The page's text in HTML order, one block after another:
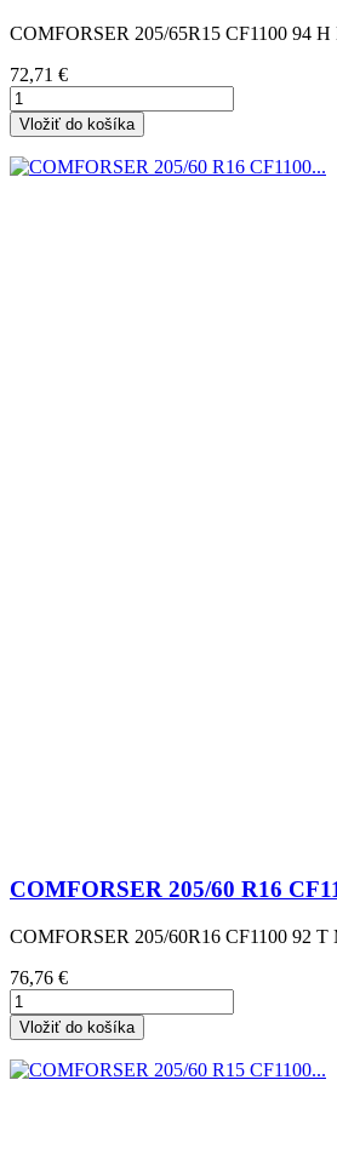
COMFORSER 205/65R15 CF1100 94 H
Cena
72,71 €
Vložiť do košíka
COMFORSER 205/60 R16
COMFORSER 205/60R16 CF1100 92 T
Cena
76,76 €
Vložiť do košíka